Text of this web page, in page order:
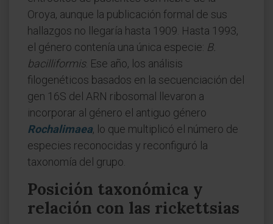
Oroya, aunque la publicación formal de sus
hallazgos no llegaría hasta 1909. Hasta 1993,
el género contenía una única especie: B.
bacilliformis. Ese año, los análisis
filogenéticos basados en la secuenciación del
gen 16S del ARN ribosomal llevaron a
incorporar al género el antiguo género
Rochalimaea, lo que multiplicó el número de
especies reconocidas y reconfiguró la
taxonomía del grupo.
Posición taxonómica y
relación con las rickettsias